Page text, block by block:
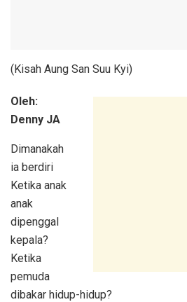
(Kisah Aung San Suu Kyi)
Oleh:
Denny JA
Dimanakah
ia berdiri
Ketika anak
anak
dipenggal
kepala?
Ketika
pemuda
dibakar hidup-hidup?